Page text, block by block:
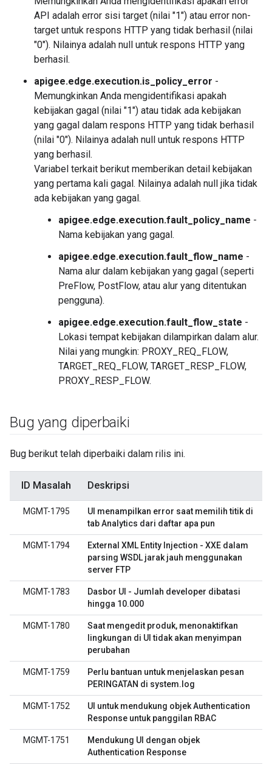
API adalah error sisi target (nilai "1") atau error non-
target untuk respons HTTP yang tidak berhasil (nilai
"0"). Nilainya adalah null untuk respons HTTP yang
berhasil.
apigee.edge.execution.is_policy_error -
Memungkinkan Anda mengidentifikasi apakah
kebijakan gagal (nilai "1") atau tidak ada kebijakan
yang gagal dalam respons HTTP yang tidak berhasil
(nilai "0"). Nilainya adalah null untuk respons HTTP
yang berhasil.
Variabel terkait berikut memberikan detail kebijakan
yang pertama kali gagal. Nilainya adalah null jika tidak
ada kebijakan yang gagal.
apigee.edge.execution.fault_policy_name -
Nama kebijakan yang gagal.
apigee.edge.execution.fault_flow_name -
Nama alur dalam kebijakan yang gagal (seperti
PreFlow, PostFlow, atau alur yang ditentukan
pengguna).
apigee.edge.execution.fault_flow_state -
Lokasi tempat kebijakan dilampirkan dalam alur.
Nilai yang mungkin: PROXY_REQ_FLOW,
TARGET_REQ_FLOW, TARGET_RESP_FLOW,
PROXY_RESP_FLOW.
Bug yang diperbaiki
Bug berikut telah diperbaiki dalam rilis ini.
ID Masalah Deskripsi
MGMT-1795
UI menampilkan error saat memilih titik di
tab Analytics dari daftar apa pun
MGMT-1794
External XML Entity Injection - XXE dalam
parsing WSDL jarak jauh menggunakan
server FTP
MGMT-1783
Dasbor UI - Jumlah developer dibatasi
hingga 10.000
MGMT-1780
Saat mengedit produk, menonaktifkan
lingkungan di UI tidak akan menyimpan
perubahan
MGMT-1759
Perlu bantuan untuk menjelaskan pesan
PERINGATAN di system.log
MGMT-1752
UI untuk mendukung objek Authentication
Response untuk panggilan RBAC
MGMT-1751
Mendukung UI dengan objek
Authentication Response